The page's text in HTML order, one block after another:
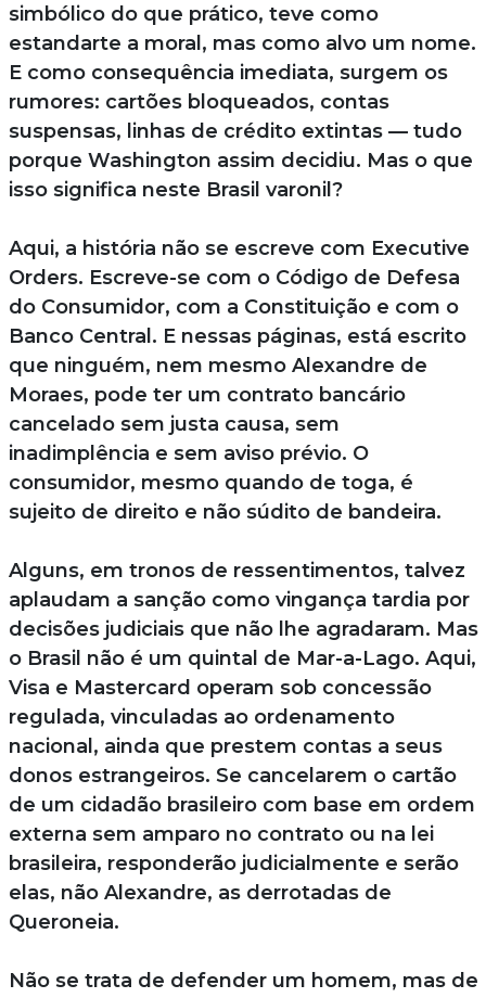
simbólico do que prático, teve como
estandarte a moral, mas como alvo um nome.
E como consequência imediata, surgem os
rumores: cartões bloqueados, contas
suspensas, linhas de crédito extintas — tudo
porque Washington assim decidiu. Mas o que
isso significa neste Brasil varonil?
Aqui, a história não se escreve com Executive
Orders. Escreve-se com o Código de Defesa
do Consumidor, com a Constituição e com o
Banco Central. E nessas páginas, está escrito
que ninguém, nem mesmo Alexandre de
Moraes, pode ter um contrato bancário
cancelado sem justa causa, sem
inadimplência e sem aviso prévio. O
consumidor, mesmo quando de toga, é
sujeito de direito e não súdito de bandeira.
Alguns, em tronos de ressentimentos, talvez
aplaudam a sanção como vingança tardia por
decisões judiciais que não lhe agradaram. Mas
o Brasil não é um quintal de Mar-a-Lago. Aqui,
Visa e Mastercard operam sob concessão
regulada, vinculadas ao ordenamento
nacional, ainda que prestem contas a seus
donos estrangeiros. Se cancelarem o cartão
de um cidadão brasileiro com base em ordem
externa sem amparo no contrato ou na lei
brasileira, responderão judicialmente e serão
elas, não Alexandre, as derrotadas de
Queroneia.
Não se trata de defender um homem, mas de